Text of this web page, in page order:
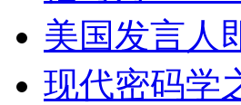
美国发言人
现代密码学